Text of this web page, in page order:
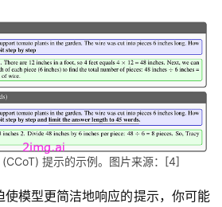
提示的示例。图片来源：[4]
使模型更简洁地响应的提示，你可能